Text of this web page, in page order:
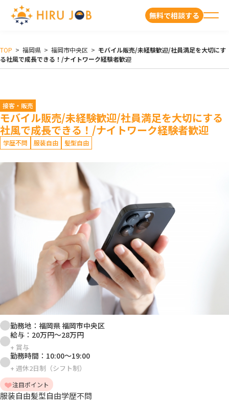
無料で相談する
TOP > 福岡県 > 福岡市中央区 > モバイル販売/未経験歓迎/社員満足を大切にす
る社風で成長できる！/ナイトワーク経験者歓迎
接客・販売
モバイル販売/未経験歓迎/社員満足を大切にする
社風で成長できる！/ナイトワーク経験者歓迎
学歴不問 服装自由 髪型自由
勤務地： 福岡県 福岡市中央区
給与： 20万円～28万円
+ 賞与
勤務時間： 10:00～19:00
+ 週休2日制（シフト制）
注目ポイント
服装自由髪型自由学歴不問